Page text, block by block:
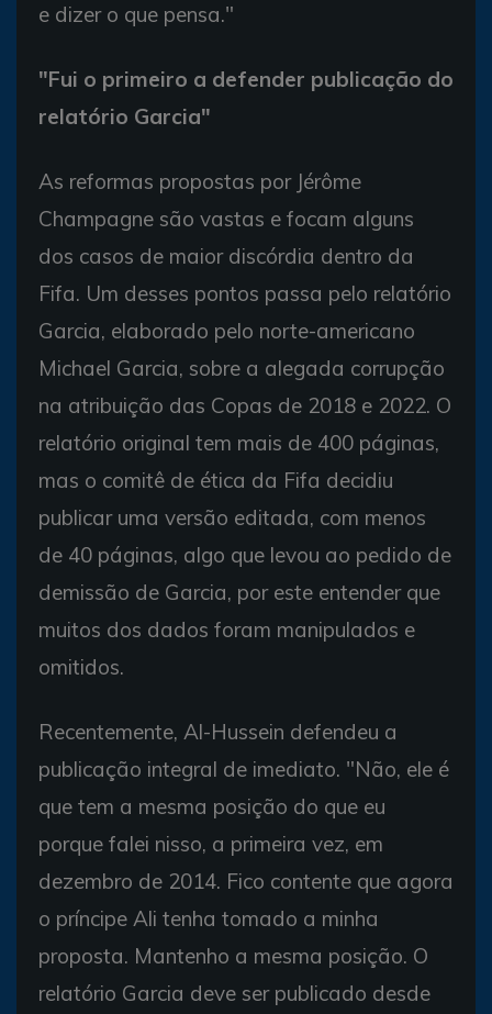
e dizer o que pensa."
"Fui o primeiro a defender publicação do
relatório Garcia"
As reformas propostas por Jérôme
Champagne são vastas e focam alguns
dos casos de maior discórdia dentro da
Fifa. Um desses pontos passa pelo relatório
Garcia, elaborado pelo norte-americano
Michael Garcia, sobre a alegada corrupção
na atribuição das Copas de 2018 e 2022. O
relatório original tem mais de 400 páginas,
mas o comitê de ética da Fifa decidiu
publicar uma versão editada, com menos
de 40 páginas, algo que levou ao pedido de
demissão de Garcia, por este entender que
muitos dos dados foram manipulados e
omitidos.
Recentemente, Al-Hussein defendeu a
publicação integral de imediato. "Não, ele é
que tem a mesma posição do que eu
porque falei nisso, a primeira vez, em
dezembro de 2014. Fico contente que agora
o príncipe Ali tenha tomado a minha
proposta. Mantenho a mesma posição. O
relatório Garcia deve ser publicado desde